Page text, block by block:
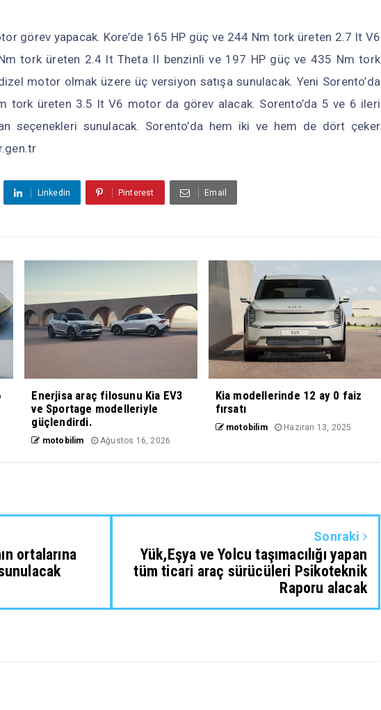
görev yapacak. Kore’de 165 HP güç ve 244 Nm tork üreten 2.7 lt V6
tork üreten 2.4 lt Theta II benzinli ve 197 HP güç ve 435 Nm tork
motor olmak üzere üç versiyon satışa sunulacak. Yeni Sorento’da
tork üreten 3.5 lt V6 motor da görev alacak. Sorento’da 5 ve 6 ileri
seçenekleri sunulacak. Sorento’da hem iki ve hem de dört çeker
Linkedin Pinterest Email
Enerjisa araç filosunu Kia EV3
ve Sportage modelleriyle
güçlendirdi.
motobilim Ağustos 16, 2026
Kia modellerinde 12 ay 0 faiz
fırsatı
motobilim Haziran 13, 2025
ortalarına
Sonraki
Yük,Eşya ve Yolcu taşımacılığı yapan
tüm ticari araç sürücüleri Psikoteknik
Raporu alacak